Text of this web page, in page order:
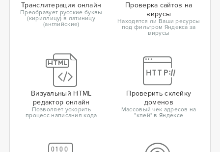
Транслитерация онлайн
Преобразует русские буквы
(кириллицу) в латиницу
(английские)
Проверка сайтов на
вирусы
Находятся ли Ваши ресурсы
под фильтром Яндекса за
вирусы
Визуальный HTML
редактор онлайн
Позволяет ускорить
процесс написания кода
Проверить склейку
доменов
Массовый чек адресов на
"клей" в Яндексе